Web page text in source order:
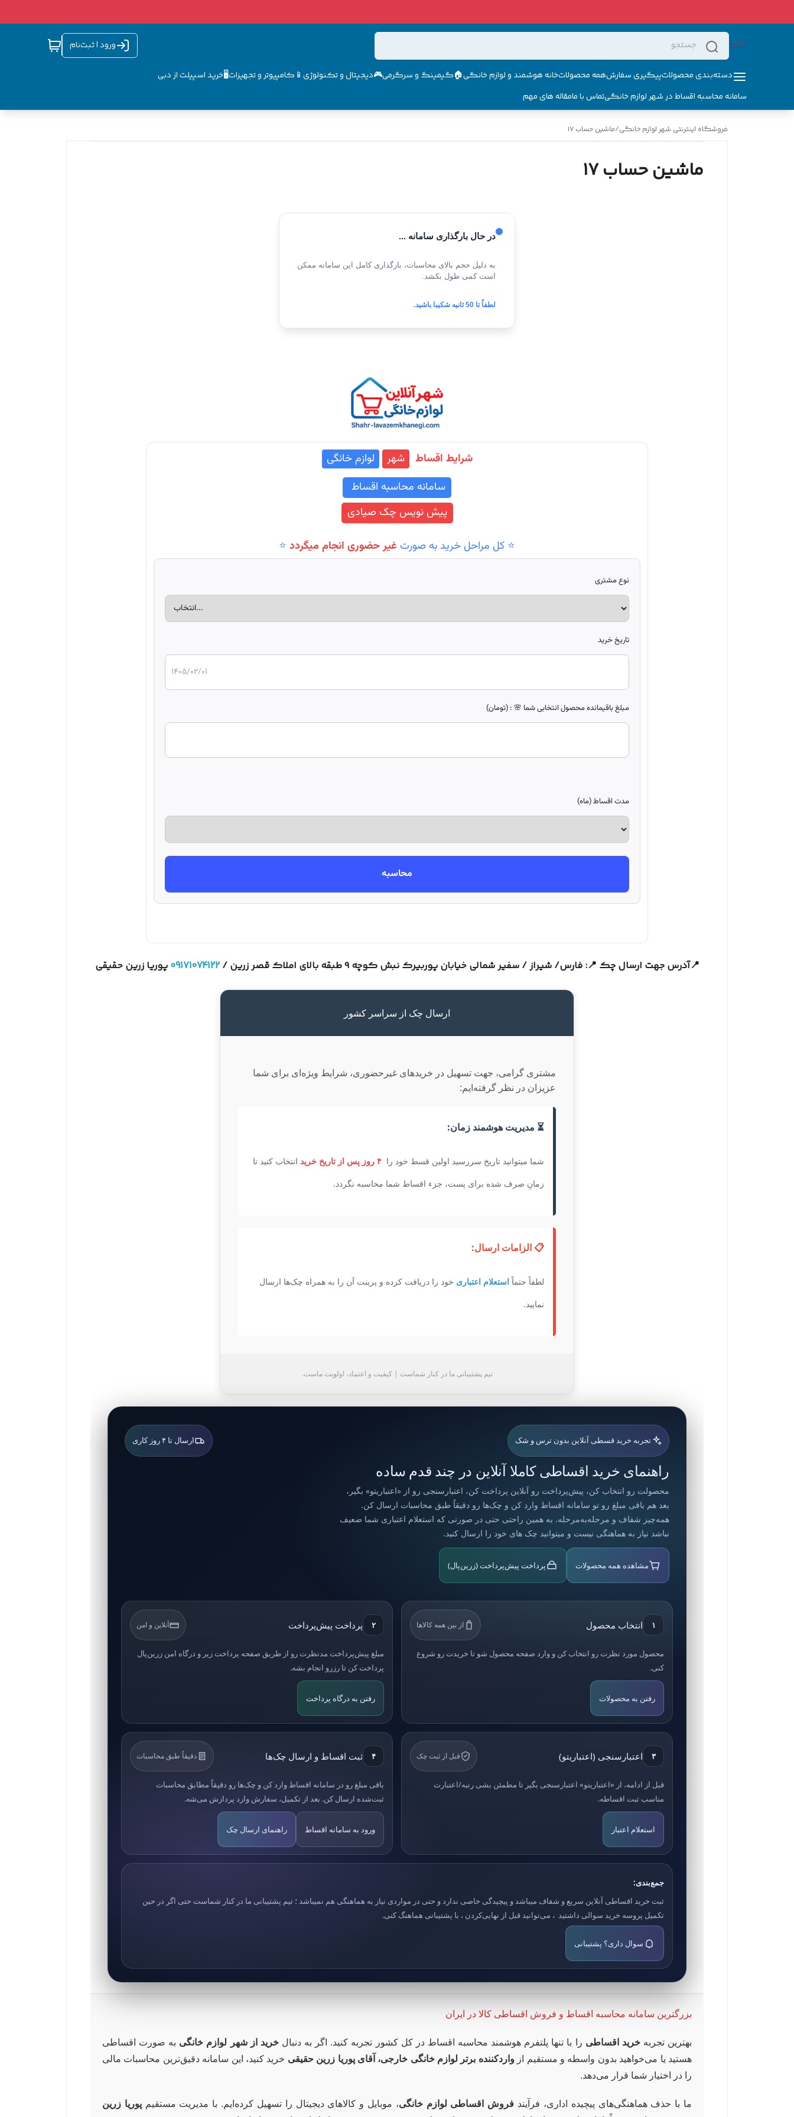
ورود | ثبت‌نام
دسته‌بندی محصولاتپیگیری سفارشهمه محصولاتخانه هوشمند و لوازم خانگی🏠گیمینگ و سرگرمی🎮دیجیتال و تکنولوژی📱 کامپیوتر و تجهیزات🖥️خرید اسپیلت از دبی
سامانه محاسبه اقساط در شهر لوازم خانگیتماس با مامقاله های مهم
فروشگاه اینترنتی شهر لوازم خانگی/ماشین حساب ۱۷
ماشین حساب ۱۷
در حال بارگذاری سامانه ...
به دلیل حجم بالای محاسبات، بارگذاری کامل این سامانه ممکن
است کمی طول بکشد.
لطفاً تا 49ثانیه شکیبا باشید.
شرایط اقساط شهر
لوازم خانگی
سامانه محاسبه اقساط
پیش نویس چک صیادی
⭐️ کل مراحل خرید به صورت غیر حضوری انجام میگردد ⭐️
نوع مشتری
تاریخ خرید
مبلغ باقیمانده محصول انتخابی شما 🌸 : (تومان)
مدت اقساط (ماه)
محاسبه
📍آدرس جهت ارسال چک 📍: فارس/ شیراز / سفیر شمالی خیابان پوربیرک نبش کوچه ۹ طبقه بالای املاک قصر زرین / 09171074122 پوریا زرین حقیقی
ارسال چک از سراسر کشور
مشتری گرامی، جهت تسهیل در خریدهای غیرحضوری، شرایط ویژه‌ای برای شما
عزیزان در نظر گرفته‌ایم:
⏳ مدیریت هوشمند زمان:
شما میتوانید تاریخ سررسید اولین قسط خود را ۴ روز پس از تاریخ خرید
انتخاب کنید تا
زمانِ صرف شده برای پست، جزء اقساط شما محاسبه نگردد.
📋 الزامات ارسال:
لطفاً حتماًاستعلام اعتباری خود را دریافت کرده و پرینت آن را به همراه چک‌ها ارسال
نمایید.
تیم پشتیبانی ما در کنار شماست | کیفیت و اعتماد، اولویت ماست.
تجربه خرید قسطی آنلاین بدون ترس و شک
راهنمای خرید اقساطی کاملا آنلاین در چند قدم ساده
محصولت رو انتخاب کن، پیش‌پرداخت رو آنلاین پرداخت کن، اعتبارسنجی رو از «اعتباریتو» بگیر،
بعد هم باقی مبلغ رو تو سامانه اقساط وارد کن و چک‌ها رو دقیقاً طبق محاسبات ارسال کن.
همه‌چیز شفاف و مرحله‌به‌مرحله. به همین راحتی حتی در صورتی که استعلام اعتباری شما ضعیف
نباشد نیاز به هماهنگی نیست و میتوانید چک های خود را ارسال کنید.
مشاهده همه محصولات پرداخت پیش‌پرداخت (زرین‌پال)
ارسال تا ۴ روز کاری
۱ انتخاب محصول از بین همه کالاها
محصول مورد نظرت رو انتخاب کن و وارد صفحه محصول شو تا خریدت رو شروع
کنی.
رفتن به محصولات
۲ پرداخت پیش‌پرداخت آنلاین و امن
مبلغ پیش‌پرداخت مدنظرت رو از طریق صفحه پرداخت زیر و درگاه امن زرین‌پال
پرداخت کن تا رزرو انجام بشه.
رفتن به درگاه پرداخت
۳ اعتبارسنجی (اعتباریتو) قبل از ثبت چک
قبل از ادامه، از «اعتباریتو» اعتبارسنجی بگیر تا مطمئن بشی رتبه/اعتبارت
مناسب ثبت اقساطه.
استعلام اعتبار
۴ ثبت اقساط و ارسال چک‌ها دقیقاً طبق محاسبات
باقی مبلغ رو در سامانه اقساط وارد کن و چک‌ها رو دقیقاً مطابق محاسبات
ثبت‌شده ارسال کن. بعد از تکمیل، سفارش وارد پردازش می‌شه.
ورود به سامانه اقساط راهنمای ارسال چک
جمع‌بندی:
ثبت خرید اقساطی آنلاین سریع و شفاف میباشد و پیچیدگی خاصی ندارد و حتی در مواردی نیاز به هماهنگی هم نمیباشد ؛ تیم پشتیبانی ما در کنار شماست حتی اگر در حین
تکمیل پروسه خرید سوالی داشتید ، می‌توانید قبل از نهایی‌کردن ، با پشتیبانی هماهنگ کنی.
سوال داری؟ پشتیبانی
بزرگترین سامانه محاسبه اقساط و فروش اقساطی کالا در ایران
بهترین تجربهخرید اقساطی را با تنها پلتفرم هوشمند محاسبه اقساط در کل کشور تجربه کنید. اگر به دنبالخرید از شهر لوازم خانگی به صورت اقساطی
هستید یا می‌خواهید بدون واسطه و مستقیم ازواردکننده برتر لوازم خانگی خارجی، آقای پوریا زرین حقیقی خرید کنید، این سامانه دقیق‌ترین محاسبات مالی
را در اختیار شما قرار می‌دهد.
ما با حذف هماهنگی‌های پیچیده اداری، فرآیند فروش اقساطی لوازم خانگی، موبایل و کالاهای دیجیتال را تسهیل کرده‌ایم. با مدیریت مستقیمپوریا زرین